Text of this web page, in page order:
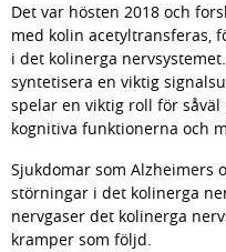
Det var hösten 2018 och
med kolin acetyltransferas,
i det kolinerga
syntetisera en viktig
spelar en viktig roll för
kognitiva funktionerna och
Sjukdomar som Alzheimers
störningar i det kolinerga
nervgaser det kolinerga
kramper som följd.